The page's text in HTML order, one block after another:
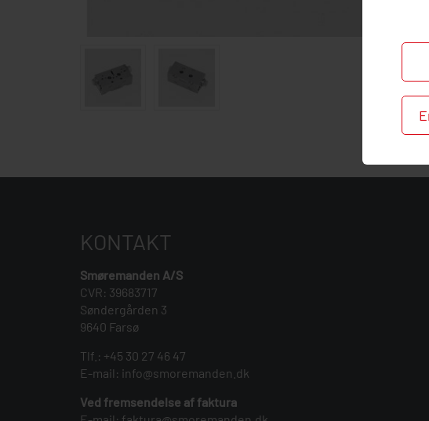
KONTAKT
Smøremanden A/S
CVR: 39683717
Søndergården 3
9640 Farsø
Tlf.: +45 30 27 46 47
E-mail: info@smoremanden.dk
Ved fremsendelse af faktura